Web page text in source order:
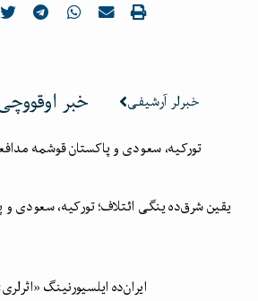
خبر
خبرلر آرشیفی
تورکیه، سعودی و پاکستان قوشمه
یقین شرق‌ده ینگی ائتلاف؛ تورکیه، سعودی و
ایران‌ده ایلسیورنینگ